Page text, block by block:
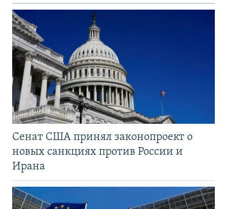
Сенат США принял законопроект о
новых санкциях против России и
Ирана